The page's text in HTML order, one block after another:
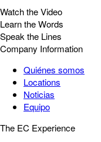
Watch the Video
Learn the Words
Speak the Lines
Company Information
Quiénes somos
Locations
Noticias
Equipo
The EC Experience